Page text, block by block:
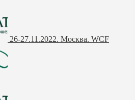
26-27.11.2022. Москва. WCF